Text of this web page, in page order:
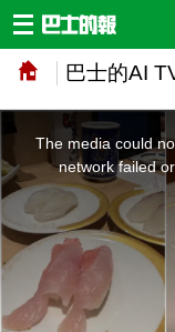
巴士的AI
This
window.
The media could
network failed